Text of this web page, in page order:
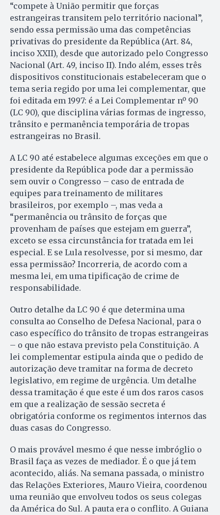
“compete à União permitir que forças
estrangeiras transitem pelo território nacional”,
sendo essa permissão uma das competências
privativas do presidente da República (Art. 84,
inciso XXII), desde que autorizado pelo Congresso
Nacional (Art. 49, inciso II). Indo além, esses três
dispositivos constitucionais estabeleceram que o
tema seria regido por uma lei complementar, que
foi editada em 1997: é a Lei Complementar nº 90
(LC 90), que disciplina várias formas de ingresso,
trânsito e permanência temporária de tropas
estrangeiras no Brasil.
A LC 90 até estabelece algumas exceções em que o
presidente da República pode dar a permissão
sem ouvir o Congresso – caso de entrada de
equipes para treinamento de militares
brasileiros, por exemplo –, mas veda a
“permanência ou trânsito de forças que
provenham de países que estejam em guerra”,
exceto se essa circunstância for tratada em lei
especial. E se Lula resolvesse, por si mesmo, dar
essa permissão? Incorreria, de acordo com a
mesma lei, em uma tipificação de crime de
responsabilidade.
Outro detalhe da LC 90 é que determina uma
consulta ao Conselho de Defesa Nacional, para o
caso específico do trânsito de tropas estrangeiras
– o que não estava previsto pela Constituição. A
lei complementar estipula ainda que o pedido de
autorização deve tramitar na forma de decreto
legislativo, em regime de urgência. Um detalhe
dessa tramitação é que este é um dos raros casos
em que a realização de sessão secreta é
obrigatória conforme os regimentos internos das
duas casas do Congresso.
O mais provável mesmo é que nesse imbróglio o
Brasil faça as vezes de mediador. É o que já tem
acontecido, aliás. Na semana passada, o ministro
das Relações Exteriores, Mauro Vieira, coordenou
uma reunião que envolveu todos os seus colegas
da América do Sul. A pauta era o conflito. A Guiana